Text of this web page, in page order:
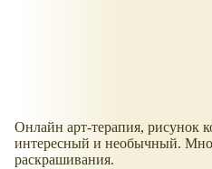
Онлайн арт-терапия, рисунок
интересный и необычный.
раскрашивания.